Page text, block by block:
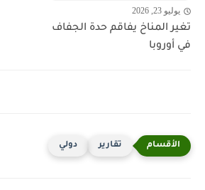
يوليو 23, 2026
تغير المناخ يفاقم حدة الجفاف
في أوروبا
تقارير دولي